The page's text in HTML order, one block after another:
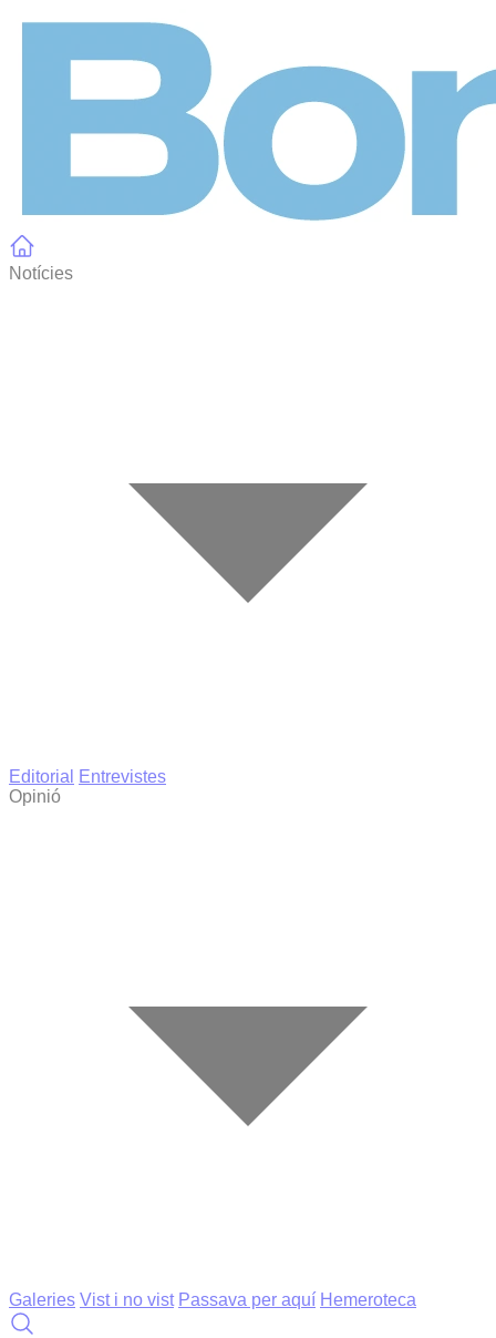
Notícies
Editorial
Entrevistes
Opinió
Galeries Vist i no vist Passava per aquí Hemeroteca